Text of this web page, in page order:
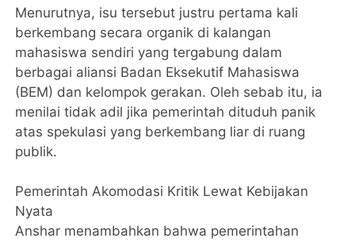
​Menurutnya, isu tersebut justru pertama kali
berkembang secara organik di kalangan
mahasiswa sendiri yang tergabung dalam
berbagai aliansi Badan Eksekutif Mahasiswa
(BEM) dan kelompok gerakan. Oleh sebab itu, ia
menilai tidak adil jika pemerintah dituduh panik
atas spekulasi yang berkembang liar di ruang
publik.
​Pemerintah Akomodasi Kritik Lewat Kebijakan
Nyata
​Anshar menambahkan bahwa pemerintahan